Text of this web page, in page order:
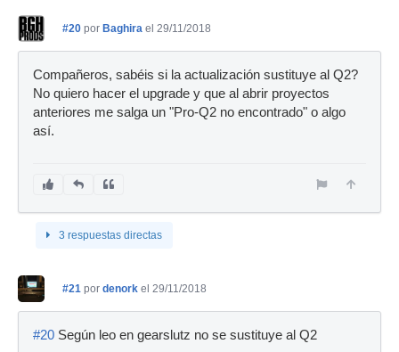
#20 por Baghira el 29/11/2018
Compañeros, sabéis si la actualización sustituye al Q2?
No quiero hacer el upgrade y que al abrir proyectos
anteriores me salga un "Pro-Q2 no encontrado" o algo
así.
3 respuestas directas
#21 por denork el 29/11/2018
#20 Según leo en gearslutz no se sustituye al Q2